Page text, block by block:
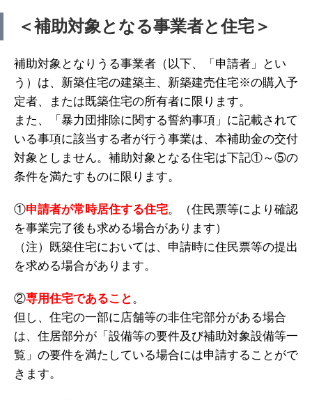
＜補助対象となる事業者と住宅＞
補助対象となりうる事業者（以下、「申請者」とい
う）は、新築住宅の建築主、新築建売住宅※の購入予
定者、または既築住宅の所有者に限ります。
また、「暴力団排除に関する誓約事項」に記載されて
いる事項に該当する者が行う事業は、本補助金の交付
対象としません。補助対象となる住宅は下記①～⑤の
条件を満たすものに限ります。
①申請者が常時居住する住宅。（住民票等により確認
を事業完了後も求める場合があります）
（注）既築住宅においては、申請時に住民票等の提出
を求める場合があります。
②専用住宅であること。
但し、住宅の一部に店舗等の非住宅部分がある場合
は、住居部分が「設備等の要件及び補助対象設備等一
覧」の要件を満たしている場合には申請することがで
きます。